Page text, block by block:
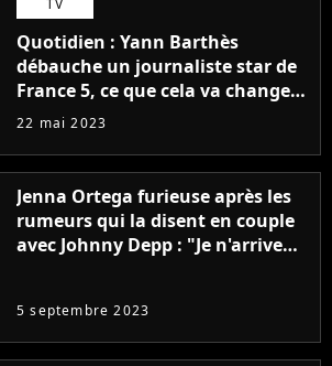
TV
Quotidien : Yann Barthès
débauche un journaliste star de
France 5, ce que cela va changer
à la rentrée
22 mai 2023
Jenna Ortega furieuse après les
rumeurs qui la disent en couple
avec Johnny Depp : "Je n'arrive
5 septembre 2023